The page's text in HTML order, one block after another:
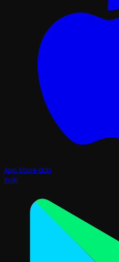
App Store'dan
İndir